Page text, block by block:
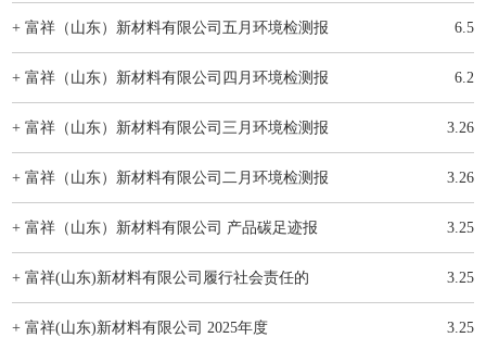
+ 富祥（山东）新材料有限公司五月环境检测报 6.5
+ 富祥（山东）新材料有限公司四月环境检测报 6.2
+ 富祥（山东）新材料有限公司三月环境检测报 3.26
+ 富祥（山东）新材料有限公司二月环境检测报 3.26
+ 富祥（山东）新材料有限公司 产品碳足迹报 3.25
+ 富祥(山东)新材料有限公司履行社会责任的 3.25
+ 富祥(山东)新材料有限公司 2025年度 3.25